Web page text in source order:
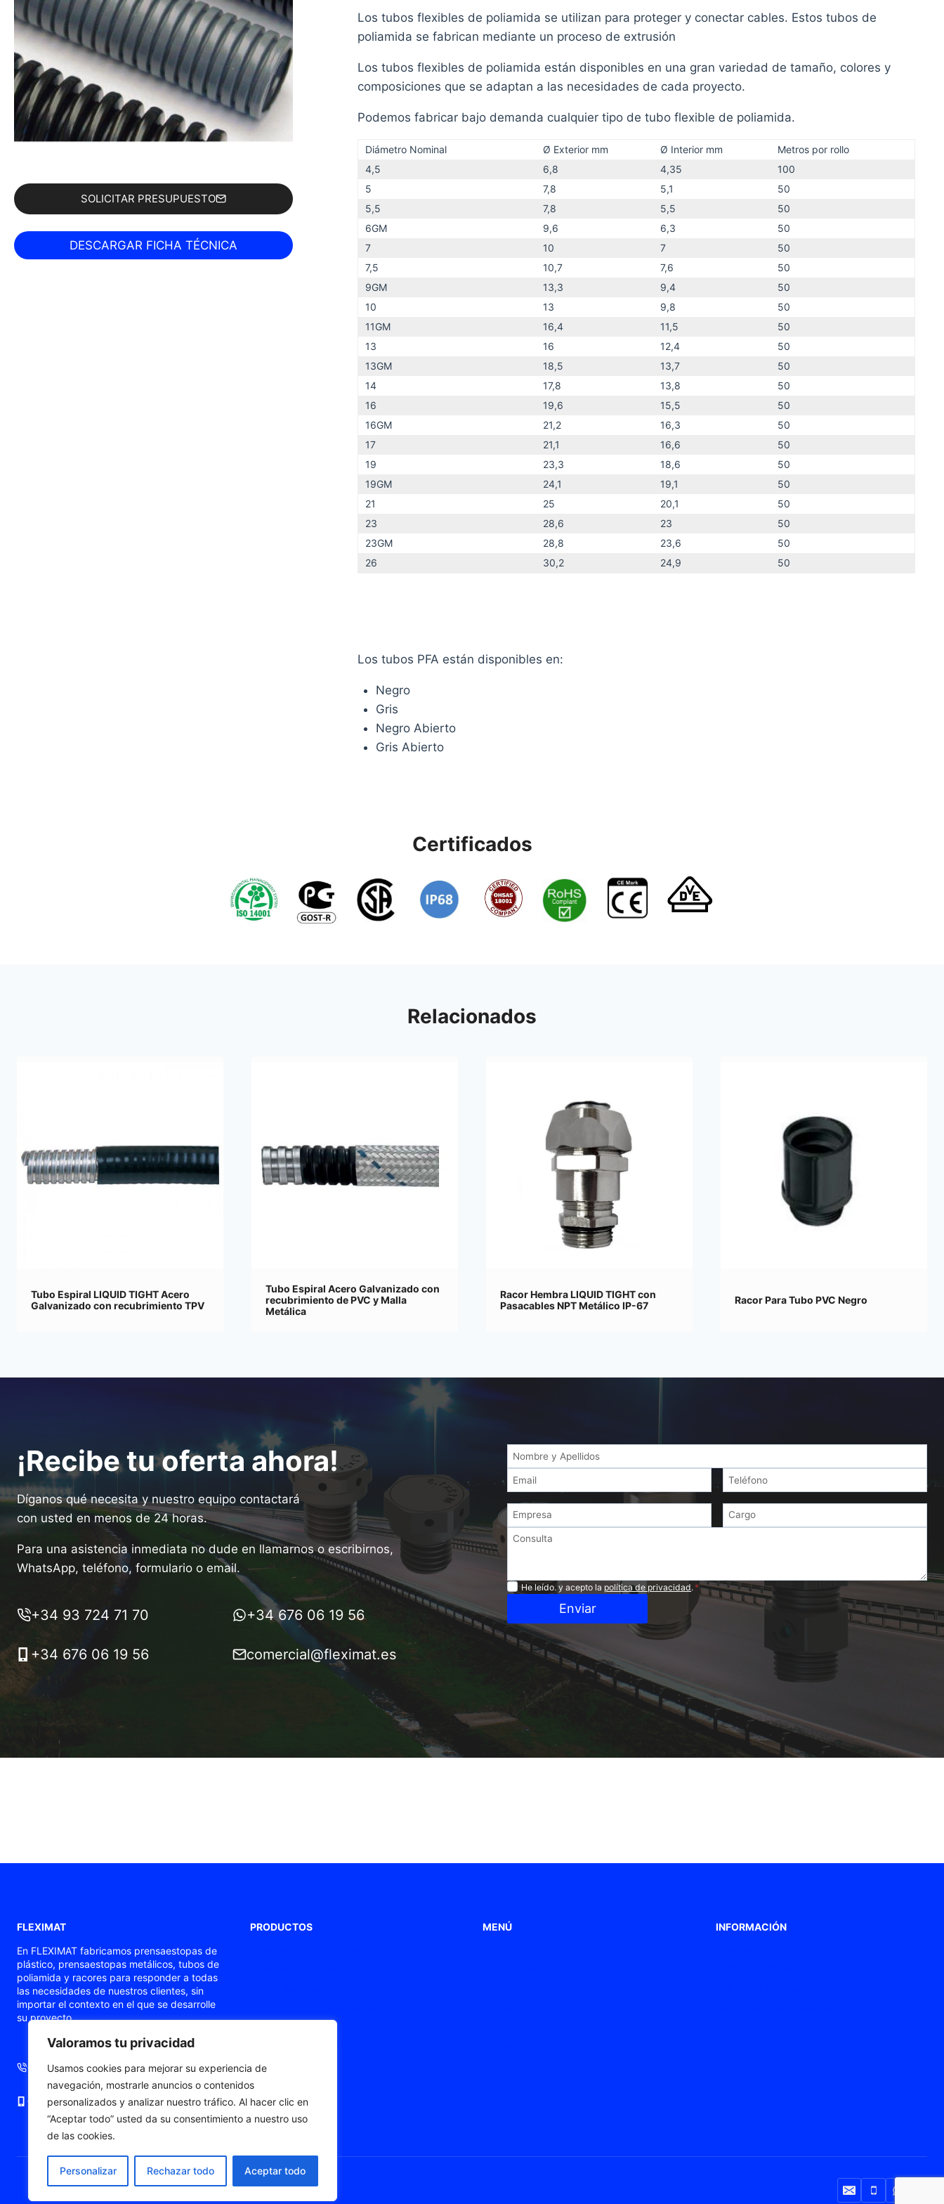
Valoramos tu privacidad
Usamos cookies para mejorar su experiencia de
navegación, mostrarle anuncios o contenidos
personalizados y analizar nuestro tráfico. Al hacer clic en
“Aceptar todo” usted da su consentimiento a nuestro uso
de las cookies.
Personalizar Rechazar todo Aceptar todo
SOLICITAR PRESUPUESTO
Los tubos flexibles de poliamida se utilizan para proteger y conectar cables. Estos tubos de
poliamida se fabrican mediante un proceso de extrusión
Los tubos flexibles de poliamida están disponibles en una gran variedad de tamaño, colores y
composiciones que se adaptan a las necesidades de cada proyecto.
Podemos fabricar bajo demanda cualquier tipo de tubo flexible de poliamida.
Diámetro Nominal Ø Exterior mm Ø Interior mm
Metros por rollo
4,5
6,8 4,35
100
5
7,8 5,1
50
5,5
7,8 5,5
50
6GM
9,6 6,3
50
7
10 7
50
7,5
10,7 7,6
50
9GM
13,3 9,4
50
10
13 9,8
50
11GM
16,4 11,5
50
13
16 12,4
50
13GM
18,5 13,7
50
14
17,8 13,8
50
16
19,6 15,5
50
16GM
21,2 16,3
50
17
21,1 16,6
50
19
23,3 18,6
50
19GM
24,1 19,1
50
21
25 20,1
50
23
28,6 23
50
23GM
28,8 23,6
50
26
30,2 24,9 50
Los tubos PFA están disponibles en:
Negro
Gris
Negro Abierto
Gris Abierto
Certificados
Relacionados
Tubo Espiral LIQUID TIGHT Acero
Galvanizado con recubrimiento TPV
Tubo Espiral Acero Galvanizado con
recubrimiento de PVC y Malla
Metálica
Racor Hembra LIQUID TIGHT con
Pasacables NPT Metálico IP-67
Racor Para Tubo PVC Negro
¡Recibe tu oferta ahora!
Díganos qué necesita y nuestro equipo contactará
con usted en menos de 24 horas.
Para una asistencia inmediata no dude en llamarnos o escribirnos,
WhatsApp, teléfono, formulario o email.
+34 93 724 71 70 +34 676 06 19 56
+34 676 06 19 56 comercial@fleximat.es
Privacidad
He leído. y acepto la política de privacidad. *
Enviar
FLEXIMAT
En FLEXIMAT fabricamos prensaestopas de
plástico, prensaestopas metálicos, tubos de
poliamida y racores para responder a todas
las necesidades de nuestros clientes, sin
importar el contexto en el que se desarrolle
su proyecto.
+34 93 724 71 70 +34 676 06 19 56
+34 676 06 19 56 comercial@fleximat.es
PRODUCTOS
Prensaestopas ATEX / Ex
MENÚ
INFORMACIÓN